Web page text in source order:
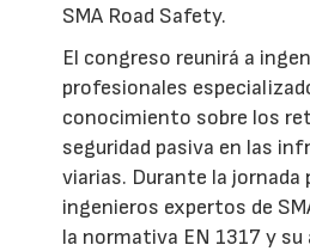
SMA Road Safety.
El congreso reunirá a
profesionales
conocimiento sobre los
seguridad pasiva en las
viarias. Durante la jornada
ingenieros expertos de
la normativa EN 1317 y su